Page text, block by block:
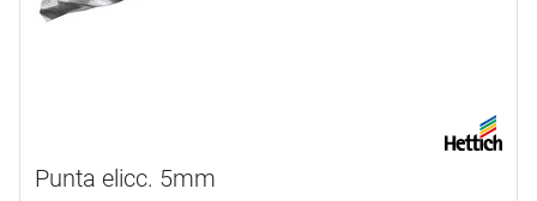
Punta elicc. 5mm